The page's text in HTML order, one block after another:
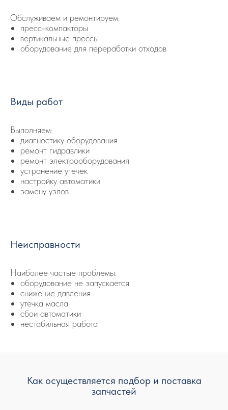
Обслуживаем и ремонтируем:
пресс-компакторы
вертикальные прессы
оборудование для переработки отходов
Виды работ
Выполняем:
диагностику оборудования
ремонт гидравлики
ремонт электрооборудования
устранение утечек
настройку автоматики
замену узлов
Неисправности
Наиболее частые проблемы:
оборудование не запускается
снижение давления
утечка масла
сбои автоматики
нестабильная работа
Как осуществляется подбор и поставка
запчастей